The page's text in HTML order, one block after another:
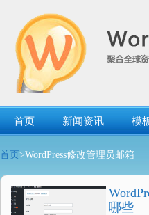
首页 新闻资讯 模
首页 >WordPress修改管理员邮箱
哪些